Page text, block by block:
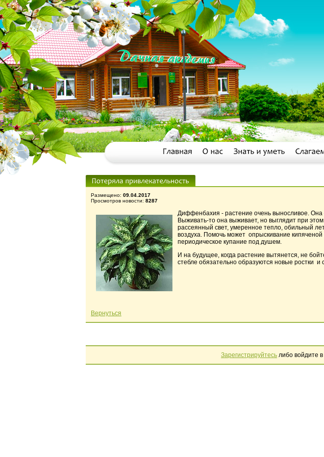
Размещено: 09.04.2017
Просмотров новости: 8287
Диффенбахия - растение очень выносливое.
Выживать-то она выживает, но выглядит при
рассеянный свет, умеренное тепло, обильный
воздуха. Помочь может опрыскивание
периодическое купание под душем.
И на будущее, когда растение вытянется, не
стебле обязательно образуются новые ростки
Вернуться
Зарегистрируйтесь либо войдите в